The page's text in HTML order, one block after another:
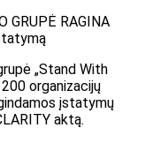
GRUPĖ RAGINA
„Stand With
organizacijų
įstatymų
aktą.